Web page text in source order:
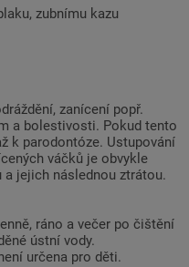
zubnímu kazu
zanícení popř.
a bolestivosti. Pokud tento
k parodontóze. Ustupování
váčků je obvykle
jejich následnou ztrátou.
ráno a večer po čištění
ústní vody.
určena pro děti.